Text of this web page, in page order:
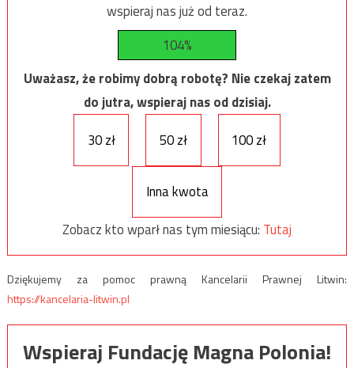
wspieraj nas już od teraz.
104%
Uważasz, że robimy dobrą robotę? Nie czekaj zatem
do jutra, wspieraj nas od dzisiaj.
30 zł
50 zł 100 zł
Inna kwota
Zobacz kto wparł nas tym miesiącu: Tutaj
Dziękujemy za pomoc prawną Kancelarii Prawnej Litwin:
https://kancelaria-litwin.pl
Wspieraj Fundację Magna Polonia!